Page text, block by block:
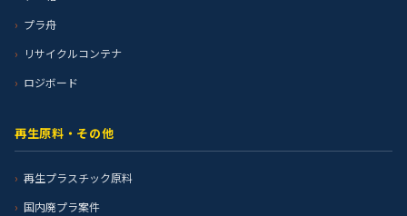
プラ舟
リサイクルコンテナ
ロジボード
再生原料・その他
再生プラスチック原料
国内廃プラ案件